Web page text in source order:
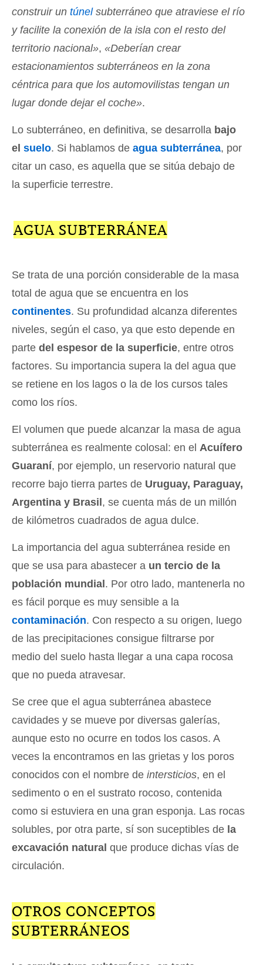
construir un túnelsubterráneo que atraviese el río
y facilite la conexión de la isla con el resto del
territorio nacional», «Deberían crear
estacionamientos subterráneos en la zona
céntrica para que los automovilistas tengan un
lugar donde dejar el coche».
Lo subterráneo, en definitiva, se desarrolla bajo
el suelo. Si hablamos de agua subterránea, por
citar un caso, es aquella que se sitúa debajo de
la superficie terrestre.
AGUA SUBTERRÁNEA
Se trata de una porción considerable de la masa
total de agua que se encuentra en los
continentes. Su profundidad alcanza diferentes
niveles, según el caso, ya que esto depende en
parte del espesor de la superficie, entre otros
factores. Su importancia supera la del agua que
se retiene en los lagos o la de los cursos tales
como los ríos.
El volumen que puede alcanzar la masa de agua
subterránea es realmente colosal: en el Acuífero
Guaraní, por ejemplo, un reservorio natural que
recorre bajo tierra partes de Uruguay, Paraguay,
Argentina y Brasil, se cuenta más de un millón
de kilómetros cuadrados de agua dulce.
La importancia del agua subterránea reside en
que se usa para abastecer a un tercio de la
población mundial. Por otro lado, mantenerla no
es fácil porque es muy sensible a la
contaminación. Con respecto a su origen, luego
de las precipitaciones consigue filtrarse por
medio del suelo hasta llegar a una capa rocosa
que no pueda atravesar.
Se cree que el agua subterránea abastece
cavidades y se mueve por diversas galerías,
aunque esto no ocurre en todos los casos. A
veces la encontramos en las grietas y los poros
conocidos con el nombre de intersticios, en el
sedimento o en el sustrato rocoso, contenida
como si estuviera en una gran esponja. Las rocas
solubles, por otra parte, sí son suceptibles de la
excavación natural que produce dichas vías de
circulación.
OTROS CONCEPTOS
SUBTERRÁNEOS